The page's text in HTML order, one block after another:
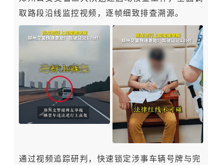
取路段沿线监控视频，逐帧细致排查溯源。
通过视频追踪研判，快速锁定涉事车辆号牌与完